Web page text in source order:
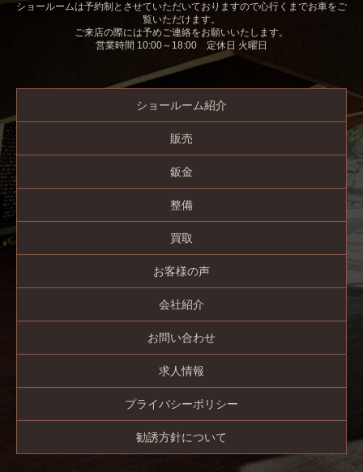
ショールームは予約制とさせていただいておりますので心行くまでお車をご
覧いただけます。
ご来店の際には予めご連絡をお願いいたします。
営業時間 10:00～18:00 定休日 火曜日
ショールーム紹介
販売
鈑金
整備
買取
お客様の声
会社紹介
お問い合わせ
求人情報
プライバシーポリシー
勧誘方針について